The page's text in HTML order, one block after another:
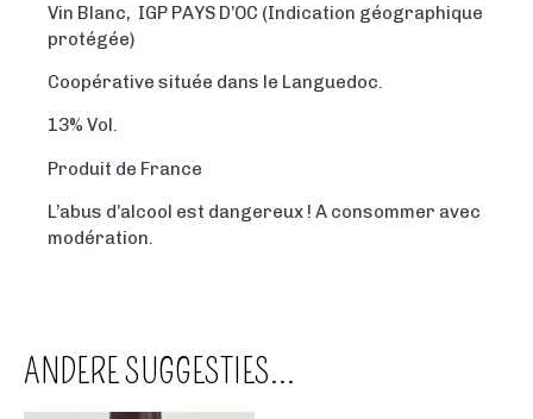
Vin Blanc, IGP PAYS D’OC (Indication géographique
protégée)
Coopérative située dans le Languedoc.
13% Vol.
Produit de France
L’abus d’alcool est dangereux ! A consommer avec
modération.
ANDERE SUGGESTIES…